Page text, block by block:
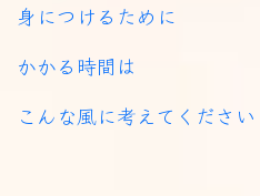
身につけるために
かかる時間は
こんな風に考えてください